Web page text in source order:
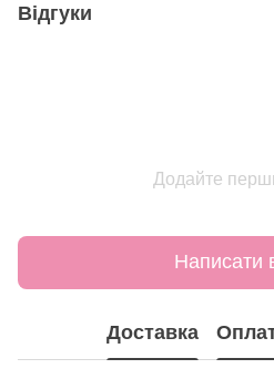
Відгуки
Додайте
Написати
Доставка